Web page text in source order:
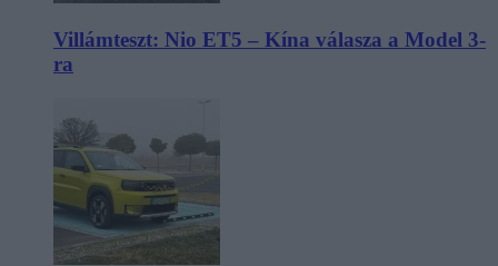
Villámteszt: Nio ET5 – Kína válasza a Model 3-
ra